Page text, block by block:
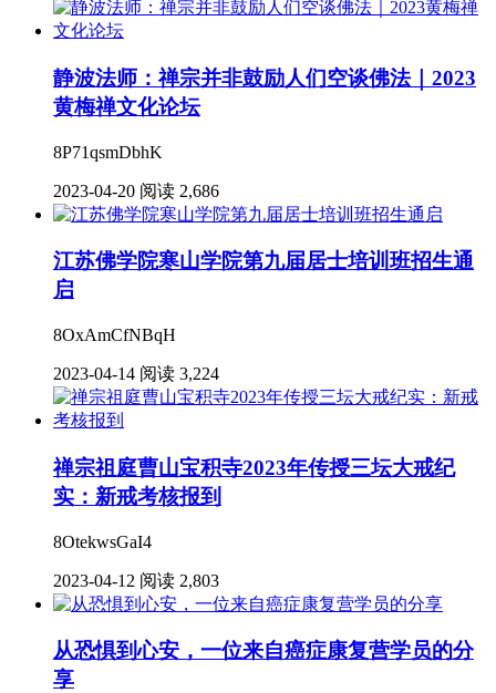
静波法师：禅宗并非鼓励人们空谈佛法｜2023
黄梅禅文化论坛
8P71qsmDbhK
2023-04-20 阅读 2,686
江苏佛学院寒山学院第九届居士培训班招生通
启
8OxAmCfNBqH
2023-04-14 阅读 3,224
禅宗祖庭曹山宝积寺2023年传授三坛大戒纪
实：新戒考核报到
8OtekwsGaI4
2023-04-12 阅读 2,803
从恐惧到心安，一位来自癌症康复营学员的分
享